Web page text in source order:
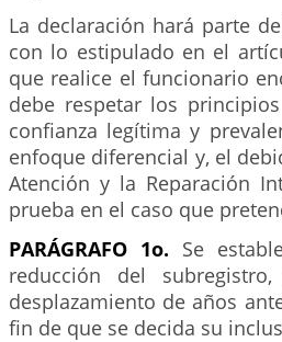
La declaración hará parte
con lo estipulado en el
que realice el funcionario
debe respetar los
confianza legítima y
enfoque diferencial y, el
Atención y la Reparación
prueba en el caso que
PARÁGRAFO 1o. Se
reducción del
desplazamiento de años
fin de que se decida su